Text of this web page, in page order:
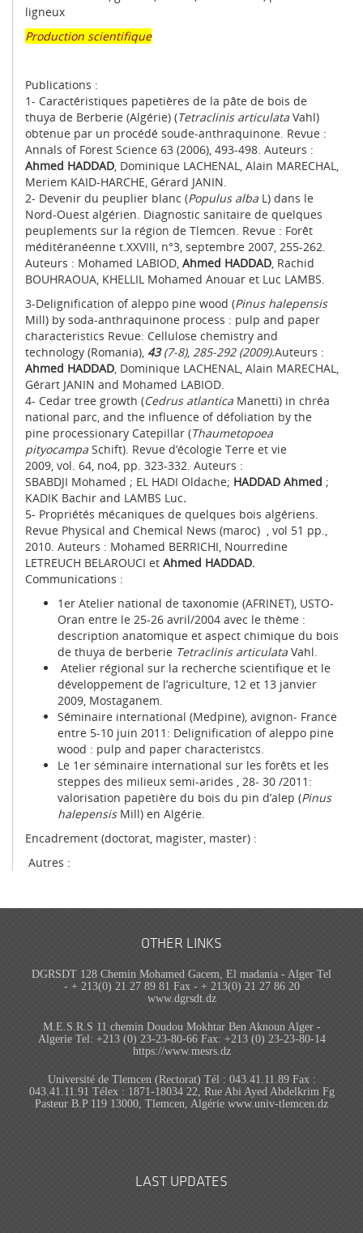
ligneux
Production scientifique
Publications :
1- Caractéristiques papetières de la pâte de bois de
thuya de Berberie (Algérie) (Tetraclinis articulata Vahl)
obtenue par un procédé soude-anthraquinone. Revue :
Annals of Forest Science 63 (2006), 493-498. Auteurs :
Ahmed HADDAD, Dominique LACHENAL, Alain MARECHAL,
Meriem KAID-HARCHE, Gérard JANIN.
2- Devenir du peuplier blanc (Populus alba L) dans le
Nord-Ouest algérien. Diagnostic sanitaire de quelques
peuplements sur la région de Tlemcen. Revue : Forêt
méditéranéenne t.XXVIII, n°3, septembre 2007, 255-262.
Auteurs : Mohamed LABIOD, Ahmed HADDAD, Rachid
BOUHRAOUA, KHELLIL Mohamed Anouar et Luc LAMBS.
3-Delignification of aleppo pine wood (Pinus halepensis
Mill) by soda-anthraquinone process : pulp and paper
characteristics Revue: Cellulose chemistry and
technology (Romania), 43(7-8), 285-292 (2009).Auteurs :
Ahmed HADDAD, Dominique LACHENAL, Alain MARECHAL,
Gérart JANIN and Mohamed LABIOD.
4- Cedar tree growth (Cedrus atlantica Manetti) in chréa
national parc, and the influence of défoliation by the
pine processionary Catepillar (Thaumetopoea
pityocampa Schift). Revue d’écologie Terre et vie
2009, vol. 64, no4, pp. 323-332. Auteurs :
SBABDJI Mohamed ; EL HADI Oldache; HADDAD Ahmed ;
KADIK Bachir and LAMBS Luc.
5- Propriétés mécaniques de quelques bois algériens.
Revue Physical and Chemical News (maroc) , vol 51 pp.,
2010. Auteurs : Mohamed BERRICHI, Nourredine
LETREUCH BELAROUCI et Ahmed HADDAD.
Communications :
1er Atelier national de taxonomie (AFRINET), USTO-
Oran entre le 25-26 avril/2004 avec le thème :
description anatomique et aspect chimique du bois
de thuya de berberie Tetraclinis articulata Vahl.
Atelier régional sur la recherche scientifique et le
développement de l’agriculture, 12 et 13 janvier
2009, Mostaganem.
Séminaire international (Medpine), avignon- France
entre 5-10 juin 2011: Delignification of aleppo pine
wood : pulp and paper characteristcs.
Le 1er séminaire international sur les forêts et les
steppes des milieux semi-arides , 28- 30 /2011:
valorisation papetière du bois du pin d’alep (Pinus
halepensisMill) en Algérie.
Encadrement (doctorat, magister, master) :
Autres :
OTHER LINKS
DGRSDT 128 Chemin Mohamed Gacem, El madania - Alger Tel
- + 213(0) 21 27 89 81 Fax - + 213(0) 21 27 86 20
www.dgrsdt.dz
M.E.S.R.S 11 chemin Doudou Mokhtar Ben Aknoun Alger -
Algerie Tel: +213 (0) 23-23-80-66 Fax: +213 (0) 23-23-80-14
https://www.mesrs.dz
Université de Tlemcen (Rectorat) Tél : 043.41.11.89 Fax :
043.41.11.91 Télex : 1871-18034 22, Rue Abi Ayed Abdelkrim Fg
Pasteur B.P 119 13000, Tlemcen, Algérie www.univ-tlemcen.dz
LAST UPDATES